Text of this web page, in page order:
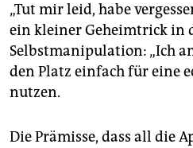
„Tut mir leid, habe
ein kleiner Geheimtrick in
Selbstmanipulation: „Ich
den Platz einfach für eine
nutzen.
Die Prämisse, dass all die